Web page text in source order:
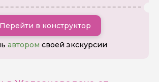
Перейти в конструктор
автором своей экскурсии
почта